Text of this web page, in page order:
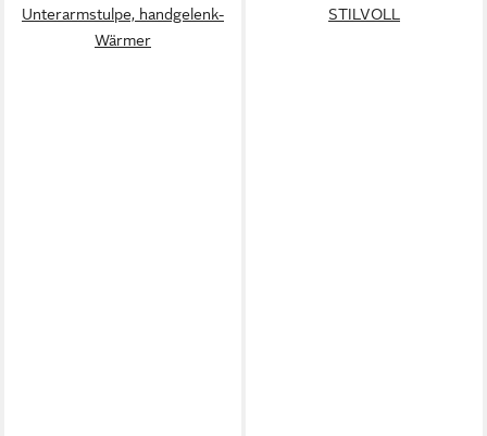
Unterarmstulpe, handgelenk-
Wärmer
STILVOLL